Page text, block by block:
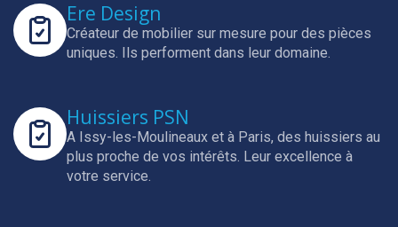
Ere Design
Créateur de mobilier sur mesure pour des pièces
uniques. Ils performent dans leur domaine.
Huissiers PSN
A Issy-les-Moulineaux et à Paris, des huissiers au
plus proche de vos intérêts. Leur excellence à
votre service.